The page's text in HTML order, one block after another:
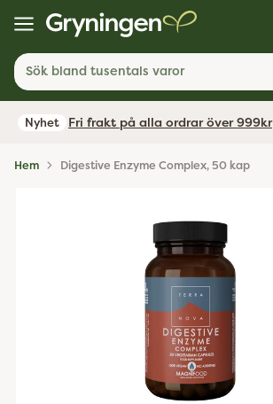
Sök bland tusentals varor
Nyhet Fri frakt på alla ordrar över 999kr
Hem Digestive Enzyme Complex, 50 kap